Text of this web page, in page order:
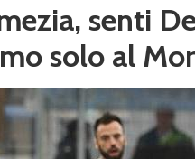
senti
solo al